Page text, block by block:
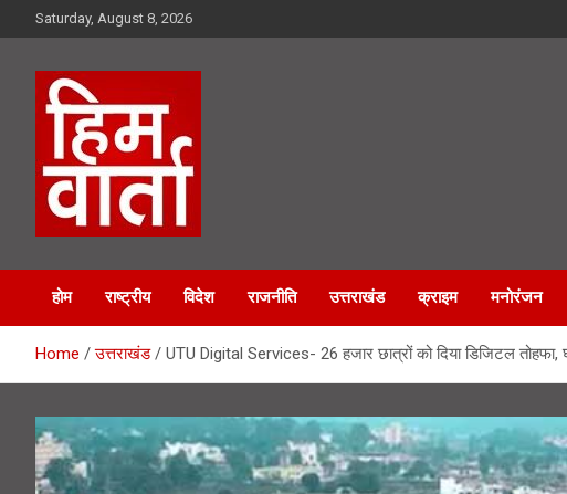
to
Saturday, August 8, 2026
Him Varta
होम राष्ट्रीय विदेश राजनीति उत्तराखंड क्राइम मनोरंजन
Home उत्तराखंड UTU Digital Services- 26 हजार छात्रों को दिया डिजिटल तोहफा,